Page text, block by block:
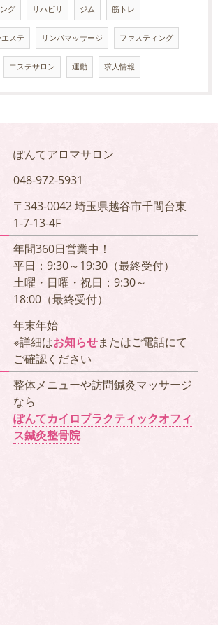
グ リハビリ ジム 筋トレ
ステ リンパマッサージ ファスティング
エステサロン 運動 求人情報
ぽんてアロマサロン
048-972-5931
〒343-0042 埼玉県越谷市千間台東
1-7-13-4F
年間360日営業中！
平日：9:30～19:30（最終受付）
土曜・日曜・祝日：9:30～
18:00（最終受付）
年末年始
※詳細はお知らせまたはご電話にて
ご確認ください
整体メニューや訪問鍼灸マッサージ
なら
ぽんてカイロプラクティックオフィ
ス鍼灸整骨院